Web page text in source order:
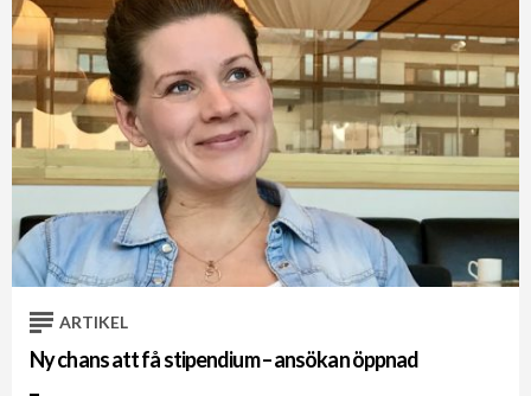
ARTIKEL
Ny chans att få stipendium – ansökan öppnad